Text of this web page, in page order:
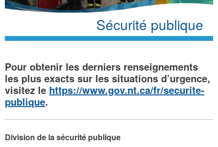
Sécurité publique
Pour obtenir les derniers renseignements
les plus exacts sur les situations d’urgence,
visitez le https://www.gov.nt.ca/fr/securite-
publique.
Division de la sécurité publique